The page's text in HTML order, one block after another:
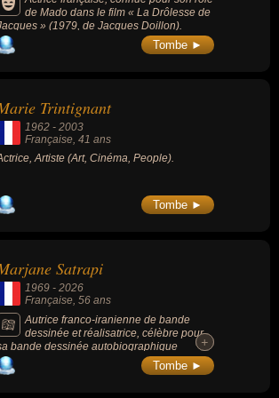
Aznavour, Les Compagnons de la
Georges Moustaki...
de Mado dans le film « La Drôlesse de
» (1979, de Jacques Doillon).
Tombe ►
Trintignant
1962 - 2003
Française, 41 ans
Artiste (Art, Cinéma, People).
Tombe ►
Satrapi
1969 - 2026
Française , 56 ans
Autrice franco-iranienne de bande
dessinée et réalisatrice, célèbre pour
bande dessinée autobiographique
(qui raconte son enfance à
pendant la révolution islamique),
+
+
Tombe ►